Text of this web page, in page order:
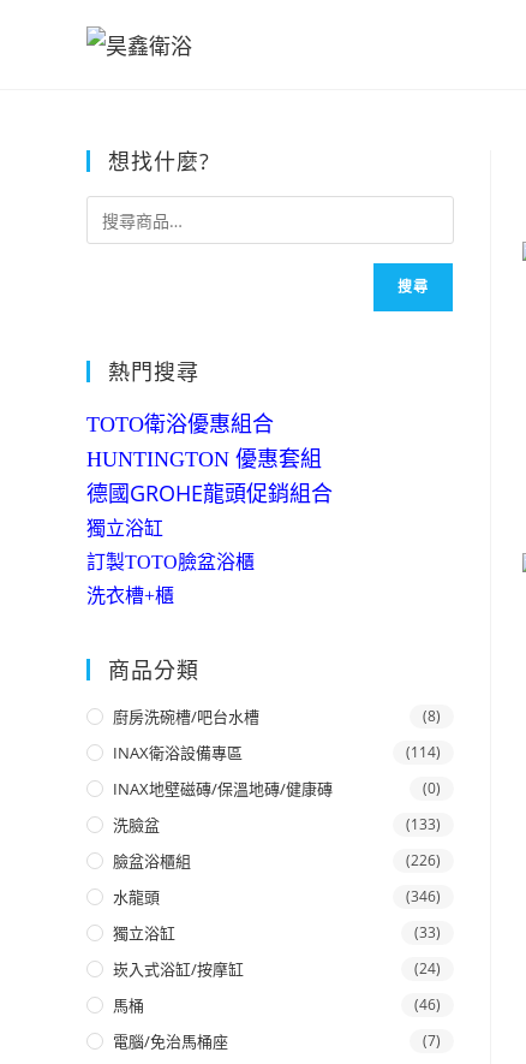
想找什麼?
搜尋
熱門搜尋
TOTO衛浴優惠組合
HUNTINGTON 優惠套組
德國GROHE龍頭促銷組合
獨立浴缸
訂製TOTO臉盆浴櫃
洗衣槽+櫃
商品分類
廚房洗碗槽/吧台水槽 (8)
INAX衛浴設備專區 (114)
INAX地壁磁磚/保溫地磚/健康磚 (0)
洗臉盆 (133)
臉盆浴櫃組 (226)
水龍頭 (346)
獨立浴缸 (33)
崁入式浴缸/按摩缸 (24)
馬桶 (46)
電腦/免治馬桶座 (7)